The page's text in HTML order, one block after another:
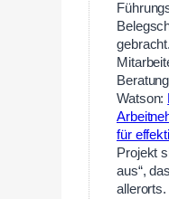
Watson:
für
Projekt
aus“,